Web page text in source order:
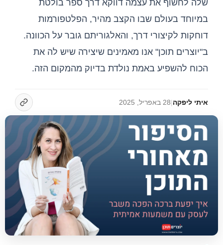
שלה לחשוף את עצמה דווקא דרך ספר בולטת
במיוחד בעולם שבו הקצב מהיר, הפלטפורמות
דוחקות לקיצורי דרך, והאלגוריתם גובר על הכוונה.
ב"יוצרים תוכן" אנו מאמינים שיצירה שיש לה את
הכוח להשפיע באמת נולדת בדיוק מהמקום הזה.
איתי ליפקה|28 באפריל, 2025